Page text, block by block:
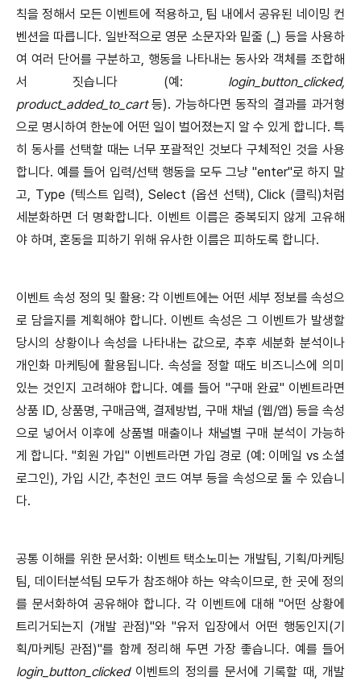
칙을 정해서 모든 이벤트에 적용하고, 팀 내에서 공유된 네이밍 컨
벤션을 따릅니다. 일반적으로 영문 소문자와 밑줄 (_) 등을 사용하
여 여러 단어를 구분하고, 행동을 나타내는 동사와 객체를 조합해
서 짓습니다 (예: login_button_clicked,
product_added_to_cart등). 가능하다면 동작의 결과를 과거형
으로 명시하여 한눈에 어떤 일이 벌어졌는지 알 수 있게 합니다. 특
히 동사를 선택할 때는 너무 포괄적인 것보다 구체적인 것을 사용
합니다. 예를 들어 입력/선택 행동을 모두 그냥 "enter"로 하지 말
고, Type (텍스트 입력), Select (옵션 선택), Click (클릭)처럼
세분화하면 더 명확합니다. 이벤트 이름은 중복되지 않게 고유해
야 하며, 혼동을 피하기 위해 유사한 이름은 피하도록 합니다.
이벤트 속성 정의 및 활용: 각 이벤트에는 어떤 세부 정보를 속성으
로 담을지를 계획해야 합니다. 이벤트 속성은 그 이벤트가 발생할
당시의 상황이나 속성을 나타내는 값으로, 추후 세분화 분석이나
개인화 마케팅에 활용됩니다. 속성을 정할 때도 비즈니스에 의미
있는 것인지 고려해야 합니다. 예를 들어 "구매 완료" 이벤트라면
상품 ID, 상품명, 구매금액, 결제방법, 구매 채널 (웹/앱) 등을 속성
으로 넣어서 이후에 상품별 매출이나 채널별 구매 분석이 가능하
게 합니다. "회원 가입" 이벤트라면 가입 경로 (예: 이메일 vs 소셜
로그인), 가입 시간, 추천인 코드 여부 등을 속성으로 둘 수 있습니
다.
공통 이해를 위한 문서화: 이벤트 택소노미는 개발팀, 기획/마케팅
팀, 데이터분석팀 모두가 참조해야 하는 약속이므로, 한 곳에 정의
를 문서화하여 공유해야 합니다. 각 이벤트에 대해 "어떤 상황에
트리거되는지 (개발 관점)"와 "유저 입장에서 어떤 행동인지(기
획/마케팅 관점)"를 함께 정리해 두면 가장 좋습니다. 예를 들어
login_button_clicked이벤트의 정의를 문서에 기록할 때, 개발